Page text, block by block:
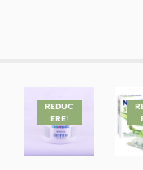
REDUC
ERE!